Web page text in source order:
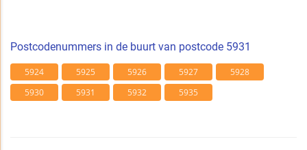
Postcodenummers in de buurt van postcode 5931
5924 5925 5926 5927
5928
5930
5931 5932 5935